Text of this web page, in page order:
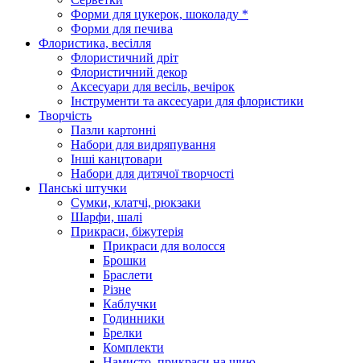
Форми для цукерок, шоколаду *
Форми для печива
Флористика, весілля
Флористичний дріт
Флористичний декор
Аксесуари для весіль, вечірок
Інструменти та аксесуари для флористики
Творчість
Пазли картонні
Набори для видряпування
Інші канцтовари
Набори для дитячої творчості
Панські штучки
Сумки, клатчі, рюкзаки
Шарфи, шалі
Прикраси, біжутерія
Прикраси для волосся
Брошки
Браслети
Різне
Каблучки
Годинники
Брелки
Комплекти